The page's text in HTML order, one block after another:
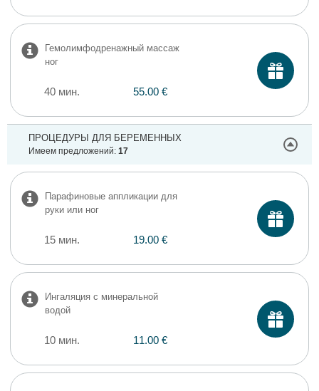
Гемолимфодренажный массаж
ног
40 мин. 55.00 €
ПРОЦЕДУРЫ ДЛЯ БЕРЕМЕННЫХ
Имеем предложений: 17
Парафиновые аппликации для
руки или ног
15 мин. 19.00 €
Ингаляция с минеральной
водой
10 мин. 11.00 €